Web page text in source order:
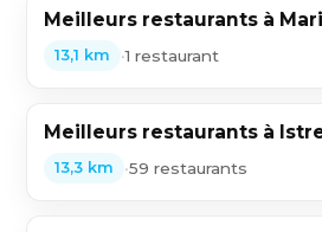
Meilleurs restaurants à
13,1 km •1 restaurant
Meilleurs restaurants à
13,3 km •59 restaurants